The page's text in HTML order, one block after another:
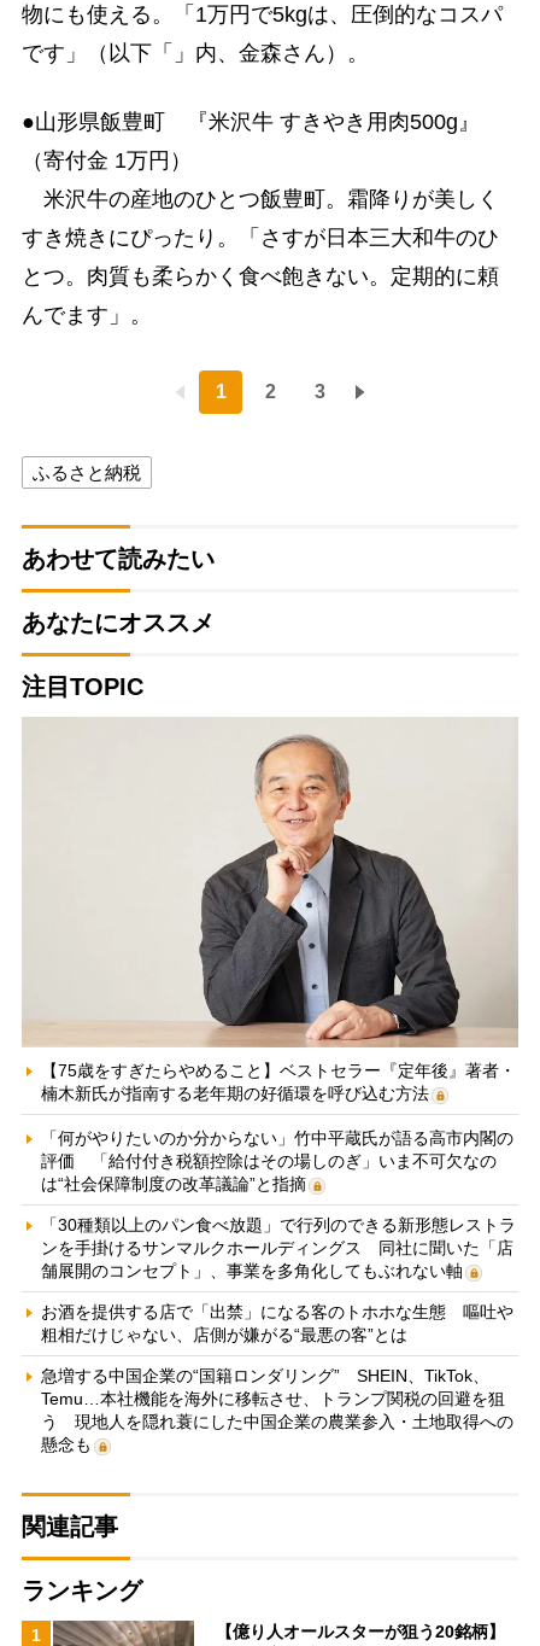
物にも使える。「1万円で5kgは、圧倒的なコスパ
です」（以下「」内、金森さん）。
●山形県飯豊町 『米沢牛 すきやき用肉500g』
（寄付金 1万円）
米沢牛の産地のひとつ飯豊町。霜降りが美しく
すき焼きにぴったり。「さすが日本三大和牛のひ
とつ。肉質も柔らかく食べ飽きない。定期的に頼
んでます」。
1 2 3
ふるさと納税
あわせて読みたい
あなたにオススメ
注目TOPIC
【75歳をすぎたらやめること】ベストセラー『定年後』著者・
楠木新氏が指南する老年期の好循環を呼び込む方法
「何がやりたいのか分からない」竹中平蔵氏が語る高市内閣の
評価 「給付付き税額控除はその場しのぎ」いま不可欠なの
は“社会保障制度の改革議論”と指摘
「30種類以上のパン食べ放題」で行列のできる新形態レストラ
ンを手掛けるサンマルクホールディングス 同社に聞いた「店
舗展開のコンセプト」、事業を多角化してもぶれない軸
お酒を提供する店で「出禁」になる客のトホホな生態 嘔吐や
粗相だけじゃない、店側が嫌がる“最悪の客”とは
急増する中国企業の“国籍ロンダリング” SHEIN、TikTok、
Temu…本社機能を海外に移転させ、トランプ関税の回避を狙
う 現地人を隠れ蓑にした中国企業の農業参入・土地取得への
懸念も
関連記事
ランキング
1
【億り人オールスターが狙う20銘柄】